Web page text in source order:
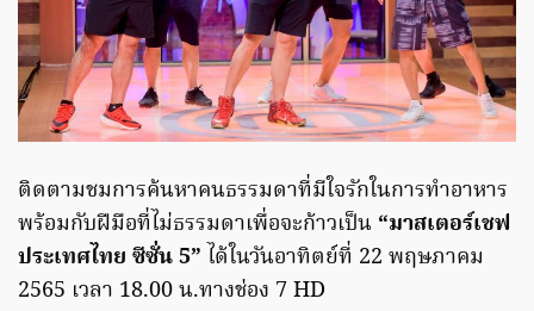
ติดตามชมการค้นหาคนธรรมดาที่มีใจรักในการทำอาหาร
พร้อมกับฝีมือที่ไม่ธรรมดาเพื่อจะก้าวเป็น “มาสเตอร์เชฟ
ประเทศไทย ซีซั่น 5” ได้ในวันอาทิตย์ที่ 22 พฤษภาคม
2565 เวลา 18.00 น.ทางช่อง 7 HD